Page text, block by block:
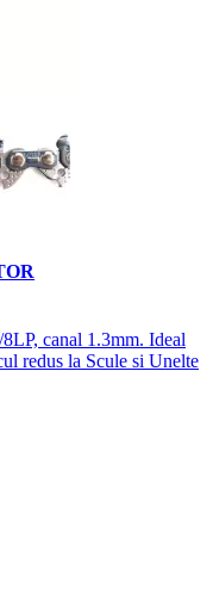
canal 1.3mm. Ideal
redus la Scule si Unelte